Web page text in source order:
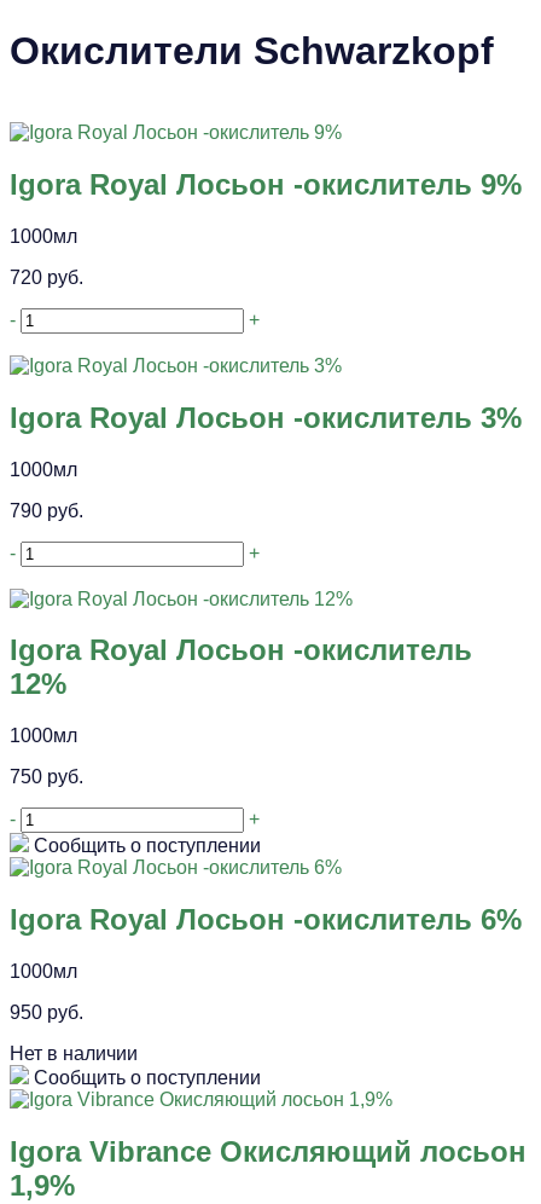
Окислители Schwarzkopf
Igora Royal Лосьон -окислитель 9%
1000мл
720 руб.
- +
Igora Royal Лосьон -окислитель 3%
1000мл
790 руб.
- +
Igora Royal Лосьон -окислитель
12%
1000мл
750 руб.
-
+
Сообщить о поступлении
Igora Royal Лосьон -окислитель 6%
1000мл
950 руб.
Нет в наличии
Сообщить о поступлении
Igora Vibrance Окисляющий лосьон
1,9%